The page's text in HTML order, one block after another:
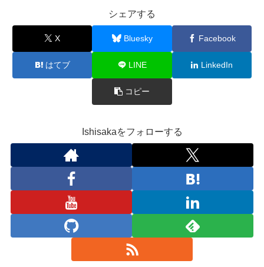
シェアする
X Bluesky Facebook
はてブ LINE LinkedIn
コピー
Ishisakaをフォローする